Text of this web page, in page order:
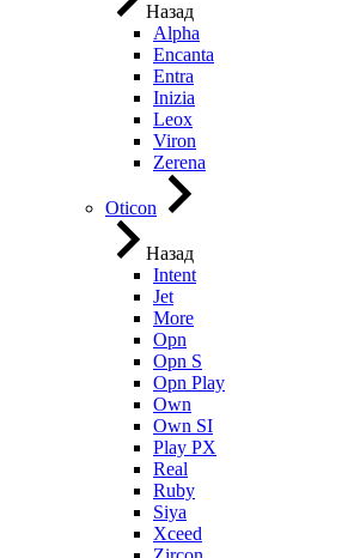
Назад
Alpha
Encanta
Entra
Inizia
Leox
Viron
Zerena
Oticon
Назад
Intent
Jet
More
Opn
Opn S
Opn Play
Own
Own SI
Play PX
Real
Ruby
Siya
Xceed